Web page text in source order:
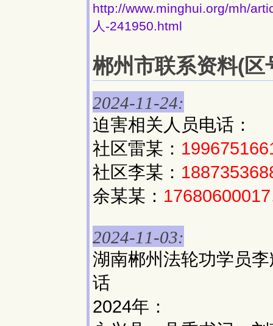
http://www.minghui.org/mh/
人-241950.html
郴州市联系资料(区
2024-11-24:
迫害相关人员电话：
社区雷某：
社区李某：
余某某：
2024-11-03:
湖南郴州法轮功学员
话
2024年：